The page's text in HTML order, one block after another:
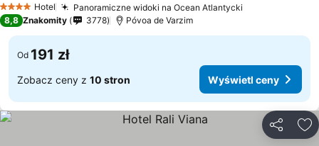
4 KategoriaHotel Panoramiczne widoki na Ocean Atlantycki
8,8 Znakomity 3778 Póvoa de Varzim
Od 191 zł
Zobacz ceny z 10 stron Wyświetl ceny